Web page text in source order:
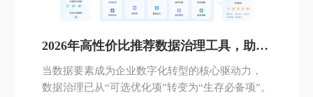
2026年高性价比推荐数据治理工具，助力
中小企业高效转型
当数据要素成为企业数字化转型的核心驱动力，
数据治理已从“可选优化项”转变为“生存必备项”。